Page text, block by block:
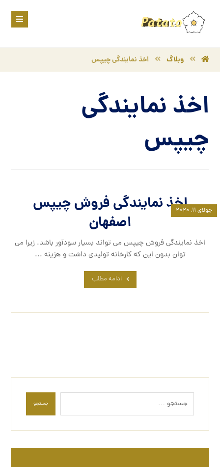
وبلاگ اخذ نمایندگی چیپس
اخذ نمایندگی
چیپس
اخذ نمایندگی فروش چیپس
اصفهان
جولای ۱۱, ۲۰۲۰
اخذ نمایندگی فروش چیپس می تواند بسیار سودآور باشد. زیرا می
توان بدون این که کارخانه تولیدی داشت و هزینه ...
ادامه مطلب
جستجو